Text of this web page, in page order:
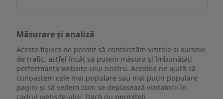
Măsurare și analiză
Aceste fișiere ne permit să contorizăm vizitele și sursele
de trafic, astfel încât să putem măsura și îmbunătăți
performanța website-ului nostru. Acestea ne ajută să
cunoaștem cele mai populare sau mai puțin populare
pagini și să vedem cum se deplasează vizitatorii în
cadrul website-ului. Dacă nu permiteți